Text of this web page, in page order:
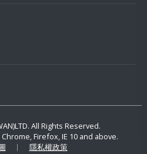
All Rights Reserved.
Firefox, IE 10 and above.
隱私權政策